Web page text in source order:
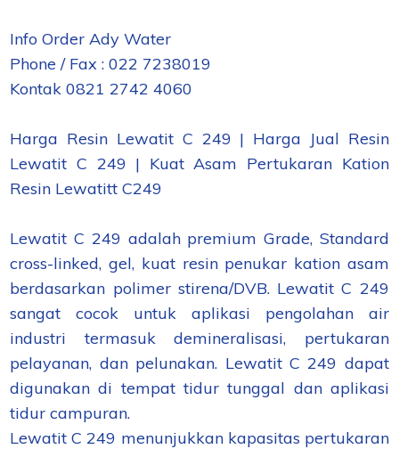
Info Order Ady Water
Phone / Fax : 022 7238019
Kontak 0821 2742 4060
Harga Resin Lewatit C 249 | Harga Jual Resin
Lewatit C 249 | Kuat Asam Pertukaran Kation
Resin Lewatitt C249
Lewatit C 249 adalah premium Grade, Standard
cross-linked, gel, kuat resin penukar kation asam
berdasarkan polimer stirena/DVB. Lewatit C 249
sangat cocok untuk aplikasi pengolahan air
industri termasuk demineralisasi, pertukaran
pelayanan, dan pelunakan. Lewatit C 249 dapat
digunakan di tempat tidur tunggal dan aplikasi
tidur campuran.
Lewatit C 249 menunjukkan kapasitas pertukaran